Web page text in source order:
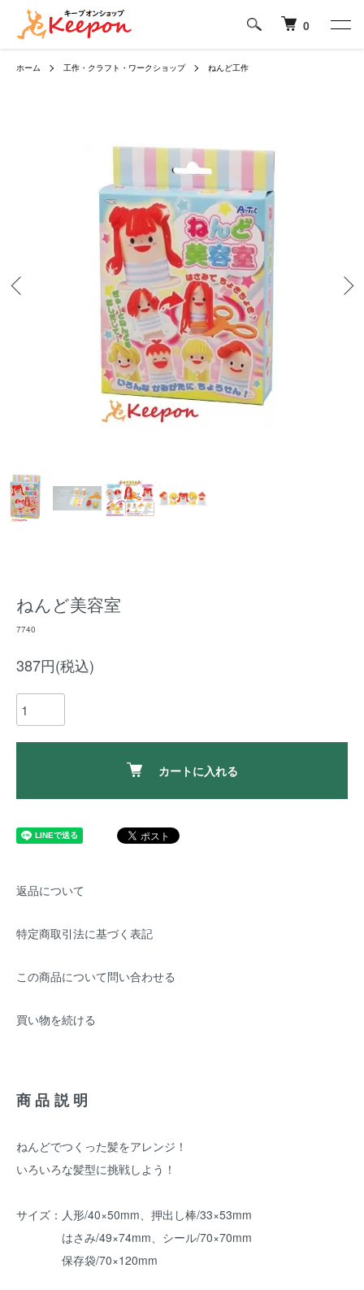
0
ホーム 工作・クラフト・ワークショップ ねんど工作
ねんど美容室
7740
387円(税込)
カートに入れる
返品について
特定商取引法に基づく表記
この商品について問い合わせる
買い物を続ける
商品説明
ねんどでつくった髪をアレンジ！
いろいろな髪型に挑戦しよう！
サイズ：人形/40×50mm、押出し棒/33×53mm
はさみ/49×74mm、シール/70×70mm
保存袋/70×120mm